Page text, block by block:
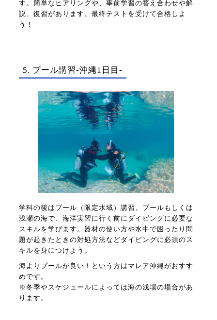
す。簡単なヒアリングや、事前学習の答え合わせや解
説、復習があります。最終テストを受けて合格しよ
う！
5. プール講習-沖縄1日目-
学科の後はプール（限定水域）講習。プールもしくは
浅瀬の海で、海洋実習に行く前にダイビングに必要な
スキルを学びます。器材の使い方や水中で困ったり問
題が起きたときの対処方法などダイビングに必須のス
キルを身につけよう。
海よりプールが良い！という方はマレア沖縄がおすす
めです。
※冬季やスケジュールによっては海の浅場の場合があ
ります。